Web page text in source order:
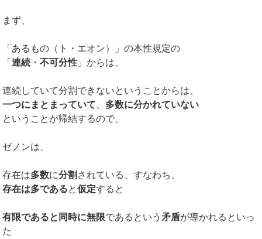
まず、
「あるもの（ト・エオン）」の本性規定の
「連続 ・不可分性 」からは、
連続していて分割できないということからは、
一つにまとまっていて
多数に分かれていない
ということが帰結するので、
ゼノンは、
存在は多数に分割 されている、すなわち、
存在は多であると仮定すると
有限であると同時に無限であるという矛盾が導かれるといっ
た